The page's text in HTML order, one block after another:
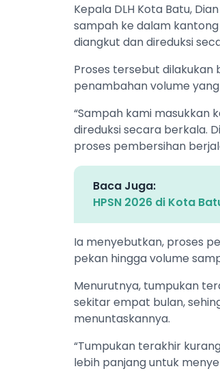
Kepala DLH Kota Batu,
sampah ke dalam
diangkut dan direduksi
Proses tersebut
penambahan volume yang
“Sampah kami masukkan
direduksi secara berkala.
proses pembersihan
Baca Juga:
HPSN 2026 di Kota
Ia menyebutkan, proses
pekan hingga volume
Menurutnya, tumpukan
sekitar empat bulan,
menuntaskannya.
“Tumpukan terakhir
lebih panjang untuk